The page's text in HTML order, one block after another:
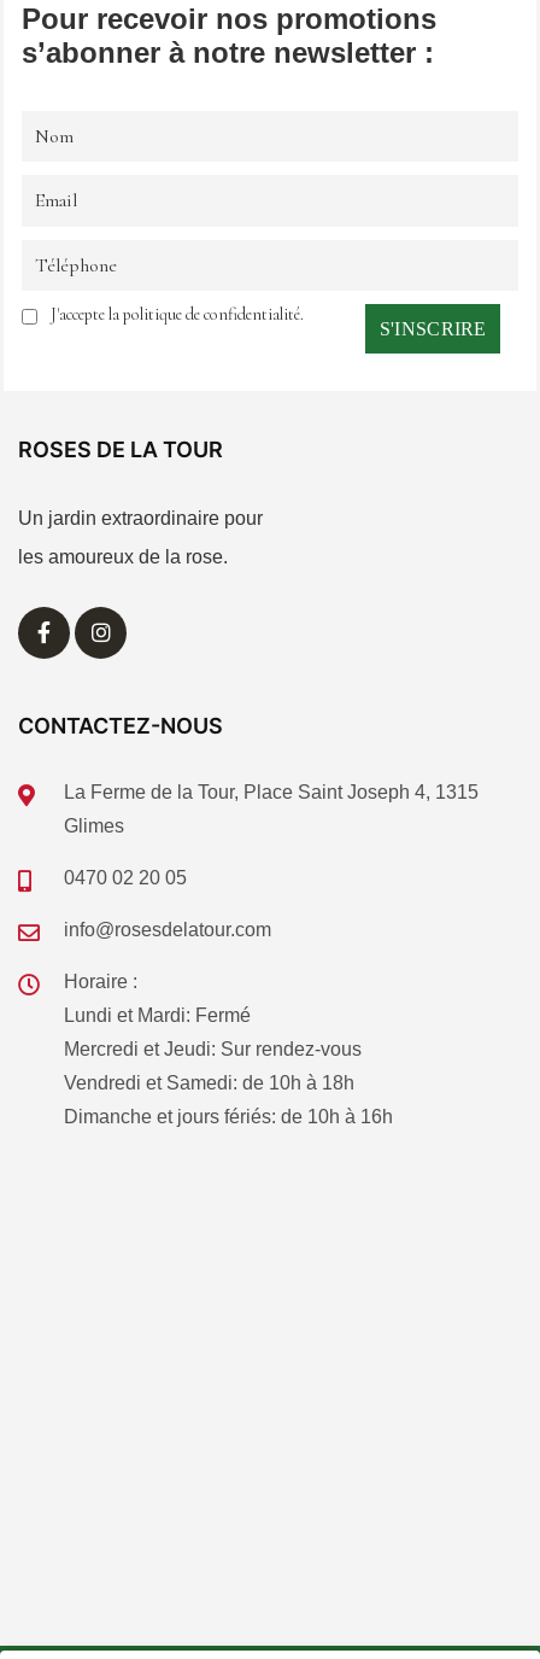
Pour recevoir nos promotions
s’abonner à notre newsletter :
J'accepte la politique de confidentialité.
ROSES DE LA TOUR
Un jardin extraordinaire pour
les amoureux de la rose.
CONTACTEZ-NOUS
La Ferme de la Tour, Place Saint Joseph 4, 1315
Glimes
0470 02 20 05
info@rosesdelatour.com
Horaire :
Lundi et Mardi: Fermé
Mercredi et Jeudi: Sur rendez-vous
Vendredi et Samedi: de 10h à 18h
Dimanche et jours fériés: de 10h à 16h